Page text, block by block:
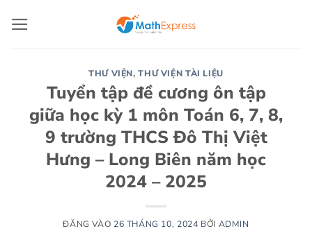
qua
THƯ VIỆN,THƯ VIỆN TÀI LIỆU
Tuyển tập đề cương ôn tập
giữa học kỳ 1 môn Toán 6, 7, 8,
9 trường THCS Đô Thị Việt
Hưng – Long Biên năm học
2024 – 2025
ĐĂNG VÀO 26 THÁNG 10, 2024 BỞI ADMIN